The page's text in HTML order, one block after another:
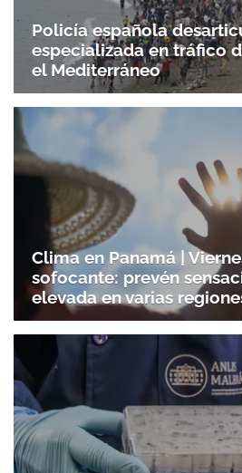
Gracias por suscribirte a
Policía española
especializada en tráfico
el Mediterráneo
Clima en Panamá |
sofocante: prevén
elevada en varias